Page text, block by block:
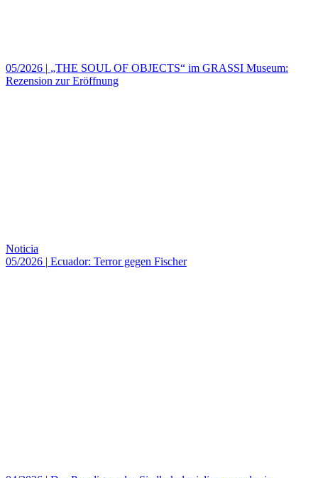
05/2026 | „THE SOUL OF OBJECTS“ im GRASSI Museum:
Rezension zur Eröffnung
Noticia
05/2026 | Ecuador: Terror gegen Fischer